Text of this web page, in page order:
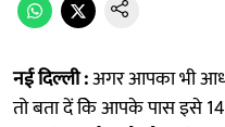
नई दिल्ली :अगर आपका भी
तो बता दें के‌ि आपके पास इसे